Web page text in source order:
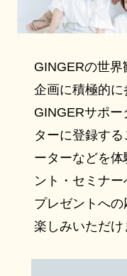
GINGERの世
企画に積極的
GINGERサポ
ターに登録す
ーターなどを
ント・セミナ
プレゼントへ
楽しみいただけ